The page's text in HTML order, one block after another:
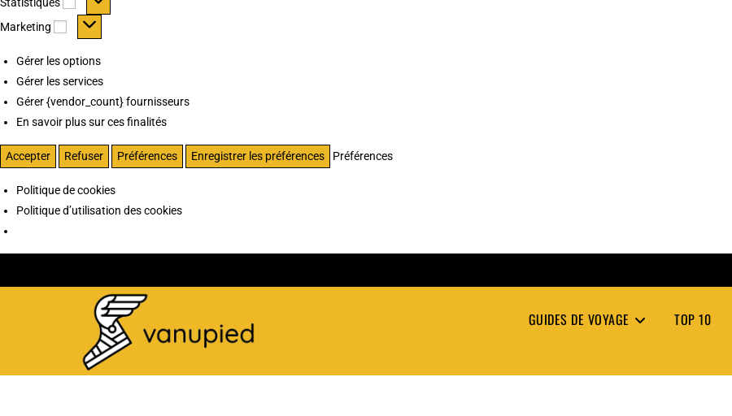
Marketing Marketing
Gérer les options
Gérer les services
Gérer {vendor_count} fournisseurs
En savoir plus sur ces finalités
Accepter Refuser Préférences Enregistrer les préférences Préférences
Politique de cookies
Politique d’utilisation des cookies
GUIDES DE VOYAGE TOP 10